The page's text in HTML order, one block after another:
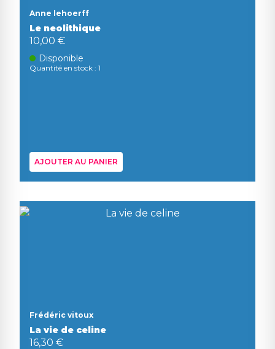
Anne lehoerff
Le neolithique
10,00 €
Disponible
Quantité en stock : 1
AJOUTER AU PANIER
Frédéric vitoux
La vie de celine
16,30 €